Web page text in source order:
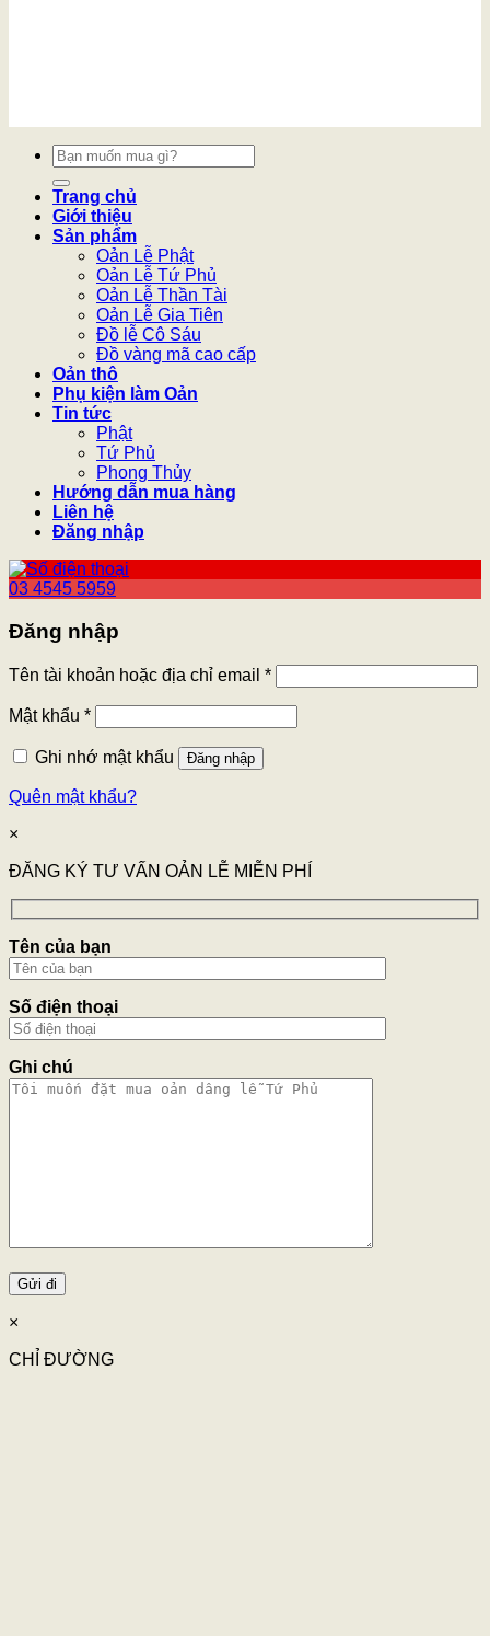
Tìm
kiếm:
Trang chủ
Giới thiệu
Sản phẩm
Oản Lễ Phật
Oản Lễ Tứ Phủ
Oản Lễ Thần Tài
Oản Lễ Gia Tiên
Đồ lễ Cô Sáu
Đồ vàng mã cao cấp
Oản thô
Phụ kiện làm Oản
Tin tức
Phật
Tứ Phủ
Phong Thủy
Hướng dẫn mua hàng
Liên hệ
Đăng nhập
03 4545 5959
Đăng nhập
Tên tài khoản hoặc địa chỉ email *
Mật khẩu *
Ghi nhớ mật khẩu Đăng nhập
Quên mật khẩu?
×
ĐĂNG KÝ TƯ VẤN OẢN LỄ MIỄN PHÍ
Tên của bạn
Số điện thoại
Ghi chú
×
CHỈ ĐƯỜNG